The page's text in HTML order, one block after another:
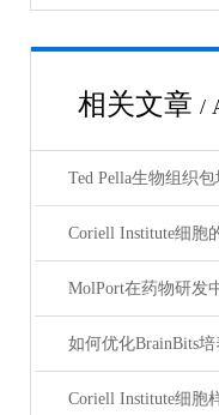
相关文章 /
MolPort在药物研发